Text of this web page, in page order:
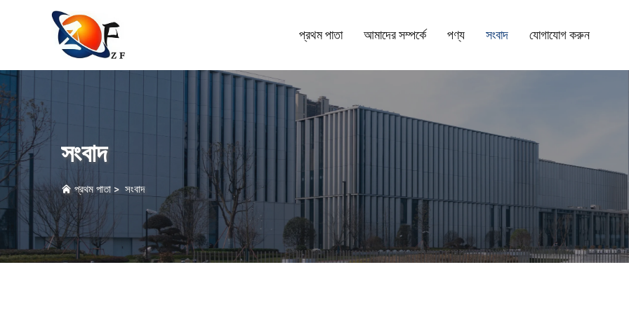
প্রথম পাতা আমাদের সম্পর্কে পণ্য সংবাদ যোগাযোগ করুন
সংবাদ
প্রথম পাতা > সংবাদ